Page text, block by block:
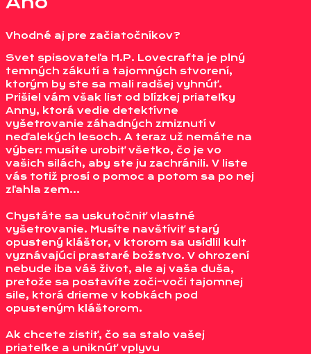
Vhodné aj pre začiatočníkov?
Svet spisovateľa H.P. Lovecrafta je plný
temných zákutí a tajomných stvorení,
ktorým by ste sa mali radšej vyhnúť.
Prišiel vám však list od blízkej priateľky
Anny, ktorá vedie detektívne
vyšetrovanie záhadných zmiznutí v
neďalekých lesoch. A teraz už nemáte na
výber: musíte urobiť všetko, čo je vo
vašich silách, aby ste ju zachránili. V liste
vás totiž prosí o pomoc a potom sa po nej
zľahla zem…
Chystáte sa uskutočniť vlastné
vyšetrovanie. Musíte navštíviť starý
opustený kláštor, v ktorom sa usídlil kult
vyznávajúci prastaré božstvo. V ohrození
nebude iba váš život, ale aj vaša duša,
pretože sa postavíte zoči-voči tajomnej
sile, ktorá drieme v kobkách pod
opusteným kláštorom.
Ak chcete zistiť, čo sa stalo vašej
priateľke a uniknúť vplyvu